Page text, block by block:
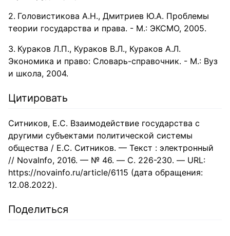
Головистикова А.Н., Дмитриев Ю.А. Проблемы
теории государства и права. - М.: ЭКСМО, 2005.
Кураков Л.П., Кураков В.Л., Кураков А.Л.
Экономика и право: Словарь-справочник. - М.: Вуз
и школа, 2004.
Цитировать
Ситников, Е.С. Взаимодействие государства с
другими субъектами политической системы
общества / Е.С. Ситников. — Текст : электронный
// NovaInfo, 2016. — № 46. — С. 226-230. — URL:
https://novainfo.ru/article/6115 (дата обращения:
12.08.2022).
Поделиться